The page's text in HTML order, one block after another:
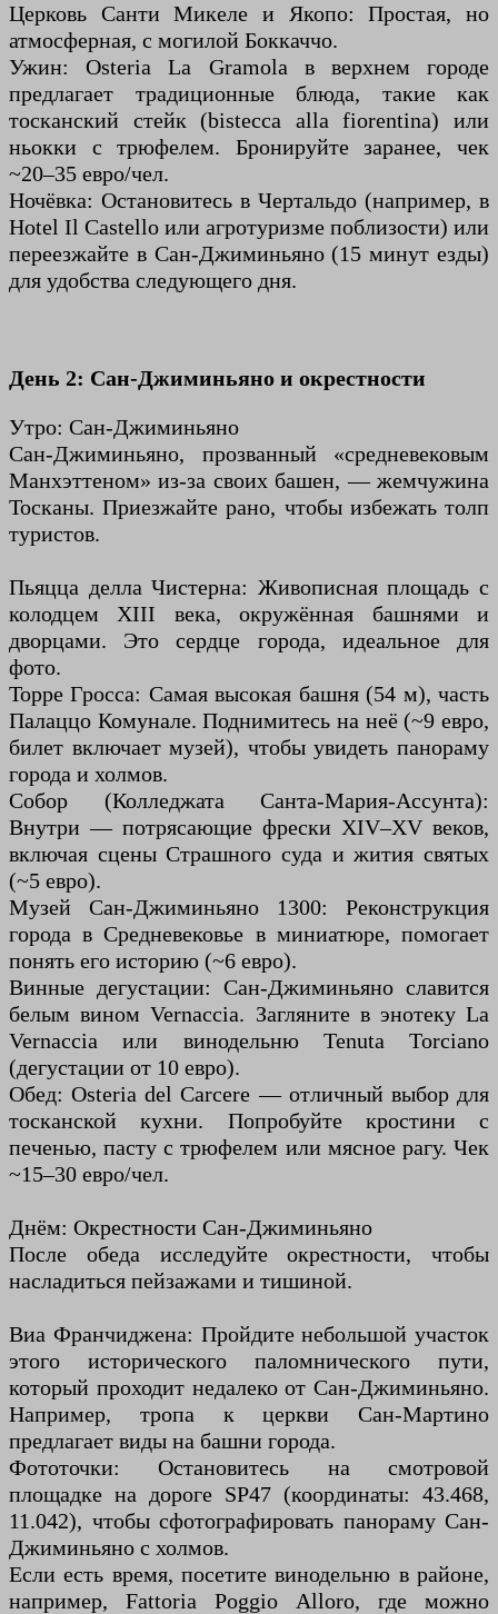
Церковь Санти Микеле и Якопо: Простая, но
атмосферная, с могилой Боккаччо.
Ужин: Osteria La Gramola в верхнем городе
предлагает традиционные блюда, такие как
тосканский стейк (bistecca alla fiorentina) или
ньокки с трюфелем. Бронируйте заранее, чек
~20–35 евро/чел.
Ночёвка: Остановитесь в Чертальдо (например, в
Hotel Il Castello или агротуризме поблизости) или
переезжайте в Сан-Джиминьяно (15 минут езды)
для удобства следующего дня.
День 2: Сан-Джиминьяно и окрестности
Утро: Сан-Джиминьяно
Сан-Джиминьяно, прозванный «средневековым
Манхэттеном» из-за своих башен, — жемчужина
Тосканы. Приезжайте рано, чтобы избежать толп
туристов.
Пьяцца делла Чистерна: Живописная площадь с
колодцем XIII века, окружённая башнями и
дворцами. Это сердце города, идеальное для
фото.
Торре Гросса: Самая высокая башня (54 м), часть
Палаццо Комунале. Поднимитесь на неё (~9 евро,
билет включает музей), чтобы увидеть панораму
города и холмов.
Собор (Колледжата Санта-Мария-Ассунта):
Внутри — потрясающие фрески XIV–XV веков,
включая сцены Страшного суда и жития святых
(~5 евро).
Музей Сан-Джиминьяно 1300: Реконструкция
города в Средневековье в миниатюре, помогает
понять его историю (~6 евро).
Винные дегустации: Сан-Джиминьяно славится
белым вином Vernaccia. Загляните в энотеку La
Vernaccia или винодельню Tenuta Torciano
(дегустации от 10 евро).
Обед: Osteria del Carcere — отличный выбор для
тосканской кухни. Попробуйте кростини с
печенью, пасту с трюфелем или мясное рагу. Чек
~15–30 евро/чел.
Днём: Окрестности Сан-Джиминьяно
После обеда исследуйте окрестности, чтобы
насладиться пейзажами и тишиной.
Виа Франчиджена: Пройдите небольшой участок
этого исторического паломнического пути,
который проходит недалеко от Сан-Джиминьяно.
Например, тропа к церкви Сан-Мартино
предлагает виды на башни города.
Фототочки: Остановитесь на смотровой
площадке на дороге SP47 (координаты: 43.468,
11.042), чтобы сфотографировать панораму Сан-
Джиминьяно с холмов.
Если есть время, посетите винодельню в районе,
например, Fattoria Poggio Alloro, где можно